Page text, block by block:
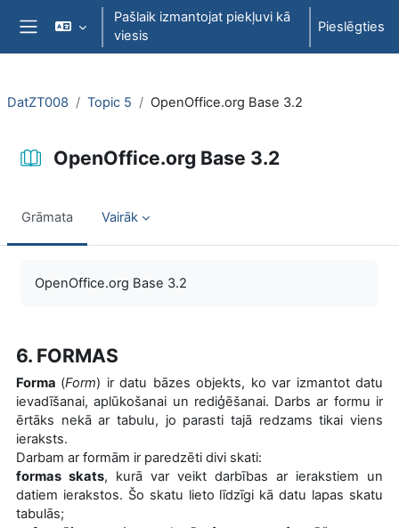
Atvērt galveno saturu
Sānu panelis
Pašlaik izmantojat piekļuvi kā
viesis
Pieslēgties
DatZT008 Topic 5 OpenOffice.org Base 3.2
OpenOffice.org Base 3.2
Grāmata Vairāk
OpenOffice.org Base 3.2
6. FORMAS
Forma (Form) ir datu bāzes objekts, ko var izmantot datu
ievadīšanai, aplūkošanai un rediģēšanai. Darbs ar formu ir
ērtāks nekā ar tabulu, jo parasti tajā redzams tikai viens
ieraksts.
Darbam ar formām ir paredzēti divi skati:
formas skats, kurā var veikt darbības ar ierakstiem un
datiem ierakstos. Šo skatu lieto līdzīgi kā datu lapas skatu
tabulās;